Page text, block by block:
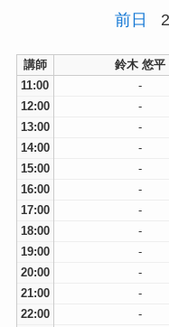
前日
講師 鈴木 悠平
11:00
-
12:00
-
13:00
-
14:00
-
15:00
-
16:00
-
17:00
-
18:00
-
19:00
-
20:00
-
21:00
-
22:00
-